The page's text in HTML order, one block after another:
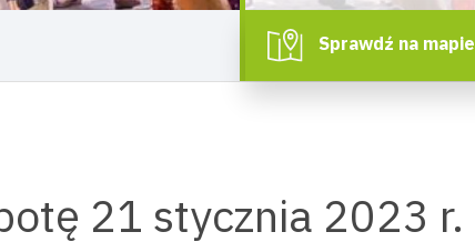
Sprawdź na mapie
21 stycznia 2023 r.